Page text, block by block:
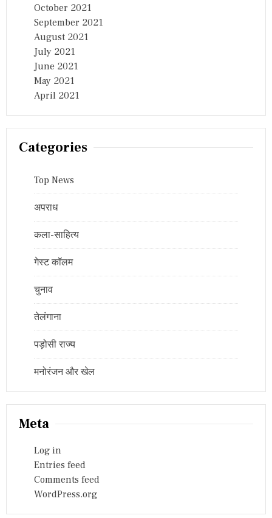
October 2021
September 2021
August 2021
July 2021
June 2021
May 2021
April 2021
Categories
Top News
अपराध
कला-साहित्य
गेस्ट कॉलम
चुनाव
तेलंगाना
पड़ोसी राज्य
मनोरंजन और खेल
Meta
Log in
Entries feed
Comments feed
WordPress.org